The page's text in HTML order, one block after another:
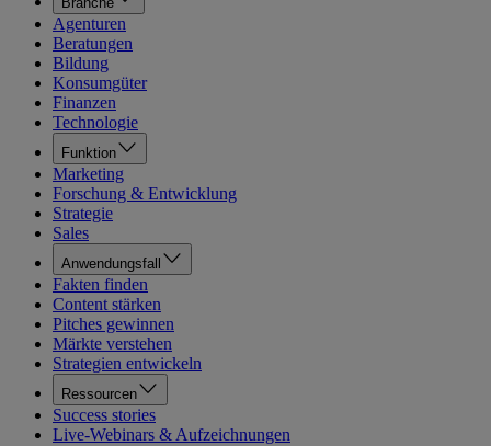
Agenturen
Beratungen
Bildung
Konsumgüter
Finanzen
Technologie
Funktion
Marketing
Forschung & Entwicklung
Strategie
Sales
Anwendungsfall
Fakten finden
Content stärken
Pitches gewinnen
Märkte verstehen
Strategien entwickeln
Ressourcen
Success stories
Live-Webinars & Aufzeichnungen